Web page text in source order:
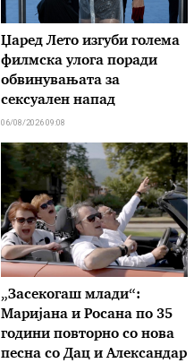
Џаред Лето изгуби голема
филмска улога поради
обвинувањата за
сексуален напад
06/08/2026 09:08
„Засекогаш млади“:
Маријана и Росана по 35
години повторно со нова
песна со Дац и Александар